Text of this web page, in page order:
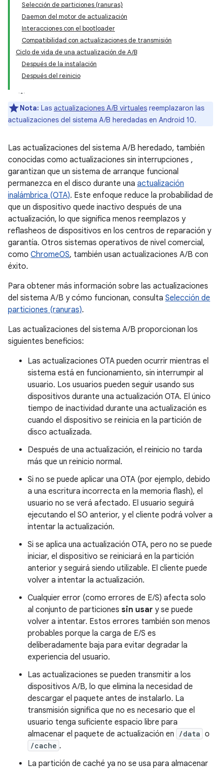
Selección de particiones (ranuras)
Daemon del motor de actualización
Interacciones con el bootloader
Compatibilidad con actualizaciones de transmisión
Ciclo de vida de una actualización de A/B
Después de la instalación
Después del reinicio
Nota: Las actualizaciones A/B virtuales reemplazaron las
actualizaciones del sistema A/B heredadas en Android 10.
Las actualizaciones del sistema A/B heredado, también
conocidas como actualizaciones sin interrupciones ,
garantizan que un sistema de arranque funcional
permanezca en el disco durante una actualización
inalámbrica (OTA). Este enfoque reduce la probabilidad de
que un dispositivo quede inactivo después de una
actualización, lo que significa menos reemplazos y
reflasheos de dispositivos en los centros de reparación y
garantía. Otros sistemas operativos de nivel comercial,
como ChromeOS, también usan actualizaciones A/B con
éxito.
Para obtener más información sobre las actualizaciones
del sistema A/B y cómo funcionan, consulta Selección de
particiones (ranuras).
Las actualizaciones del sistema A/B proporcionan los
siguientes beneficios:
Las actualizaciones OTA pueden ocurrir mientras el
sistema está en funcionamiento, sin interrumpir al
usuario. Los usuarios pueden seguir usando sus
dispositivos durante una actualización OTA. El único
tiempo de inactividad durante una actualización es
cuando el dispositivo se reinicia en la partición de
disco actualizada.
Después de una actualización, el reinicio no tarda
más que un reinicio normal.
Si no se puede aplicar una OTA (por ejemplo, debido
a una escritura incorrecta en la memoria flash), el
usuario no se verá afectado. El usuario seguirá
ejecutando el SO anterior, y el cliente podrá volver a
intentar la actualización.
Si se aplica una actualización OTA, pero no se puede
iniciar, el dispositivo se reiniciará en la partición
anterior y seguirá siendo utilizable. El cliente puede
volver a intentar la actualización.
Cualquier error (como errores de E/S) afecta solo
al conjunto de particiones sin usar y se puede
volver a intentar. Estos errores también son menos
probables porque la carga de E/S es
deliberadamente baja para evitar degradar la
experiencia del usuario.
Las actualizaciones se pueden transmitir a los
dispositivos A/B, lo que elimina la necesidad de
descargar el paquete antes de instalarlo. La
transmisión significa que no es necesario que el
usuario tenga suficiente espacio libre para
almacenar el paquete de actualización en
/data o
/cache .
La partición de caché ya no se usa para almacenar